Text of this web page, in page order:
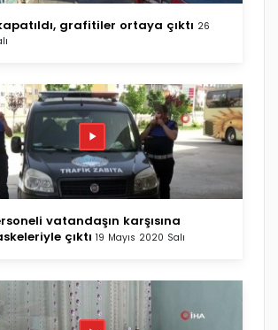
grafitiler ortaya çıktı 26
vatandaşın karşısına
çıktı 19 Mayıs 2020 Salı